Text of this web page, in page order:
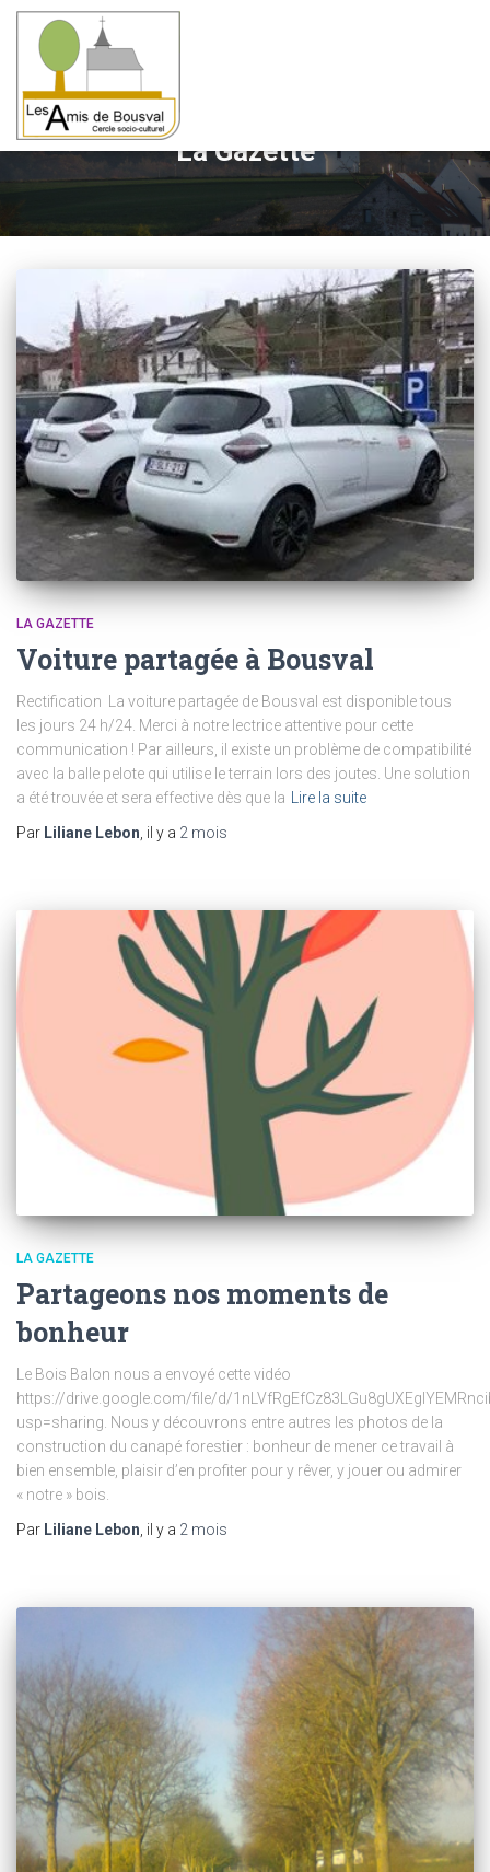
La Gazette
LA GAZETTE
Voiture partagée à Bousval
Rectification La voiture partagée de Bousval est disponible tous
les jours 24 h/24. Merci à notre lectrice attentive pour cette
communication ! Par ailleurs, il existe un problème de compatibilité
avec la balle pelote qui utilise le terrain lors des joutes. Une solution
a été trouvée et sera effective dès que la Lire la suite
Par Liliane Lebon, il y a 2 mois
LA GAZETTE
Partageons nos moments de
bonheur
Le Bois Balon nous a envoyé cette vidéo
https://drive.google.com/file/d/
usp=sharing. Nous y découvrons entre autres les photos de la
construction du canapé forestier : bonheur de mener ce travail à
bien ensemble, plaisir d’en profiter pour y rêver, y jouer ou admirer
« notre » bois.
Par Liliane Lebon , il y a 2 mois